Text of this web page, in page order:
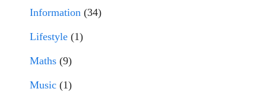
Information (34)
Lifestyle (1)
Maths (9)
Music (1)